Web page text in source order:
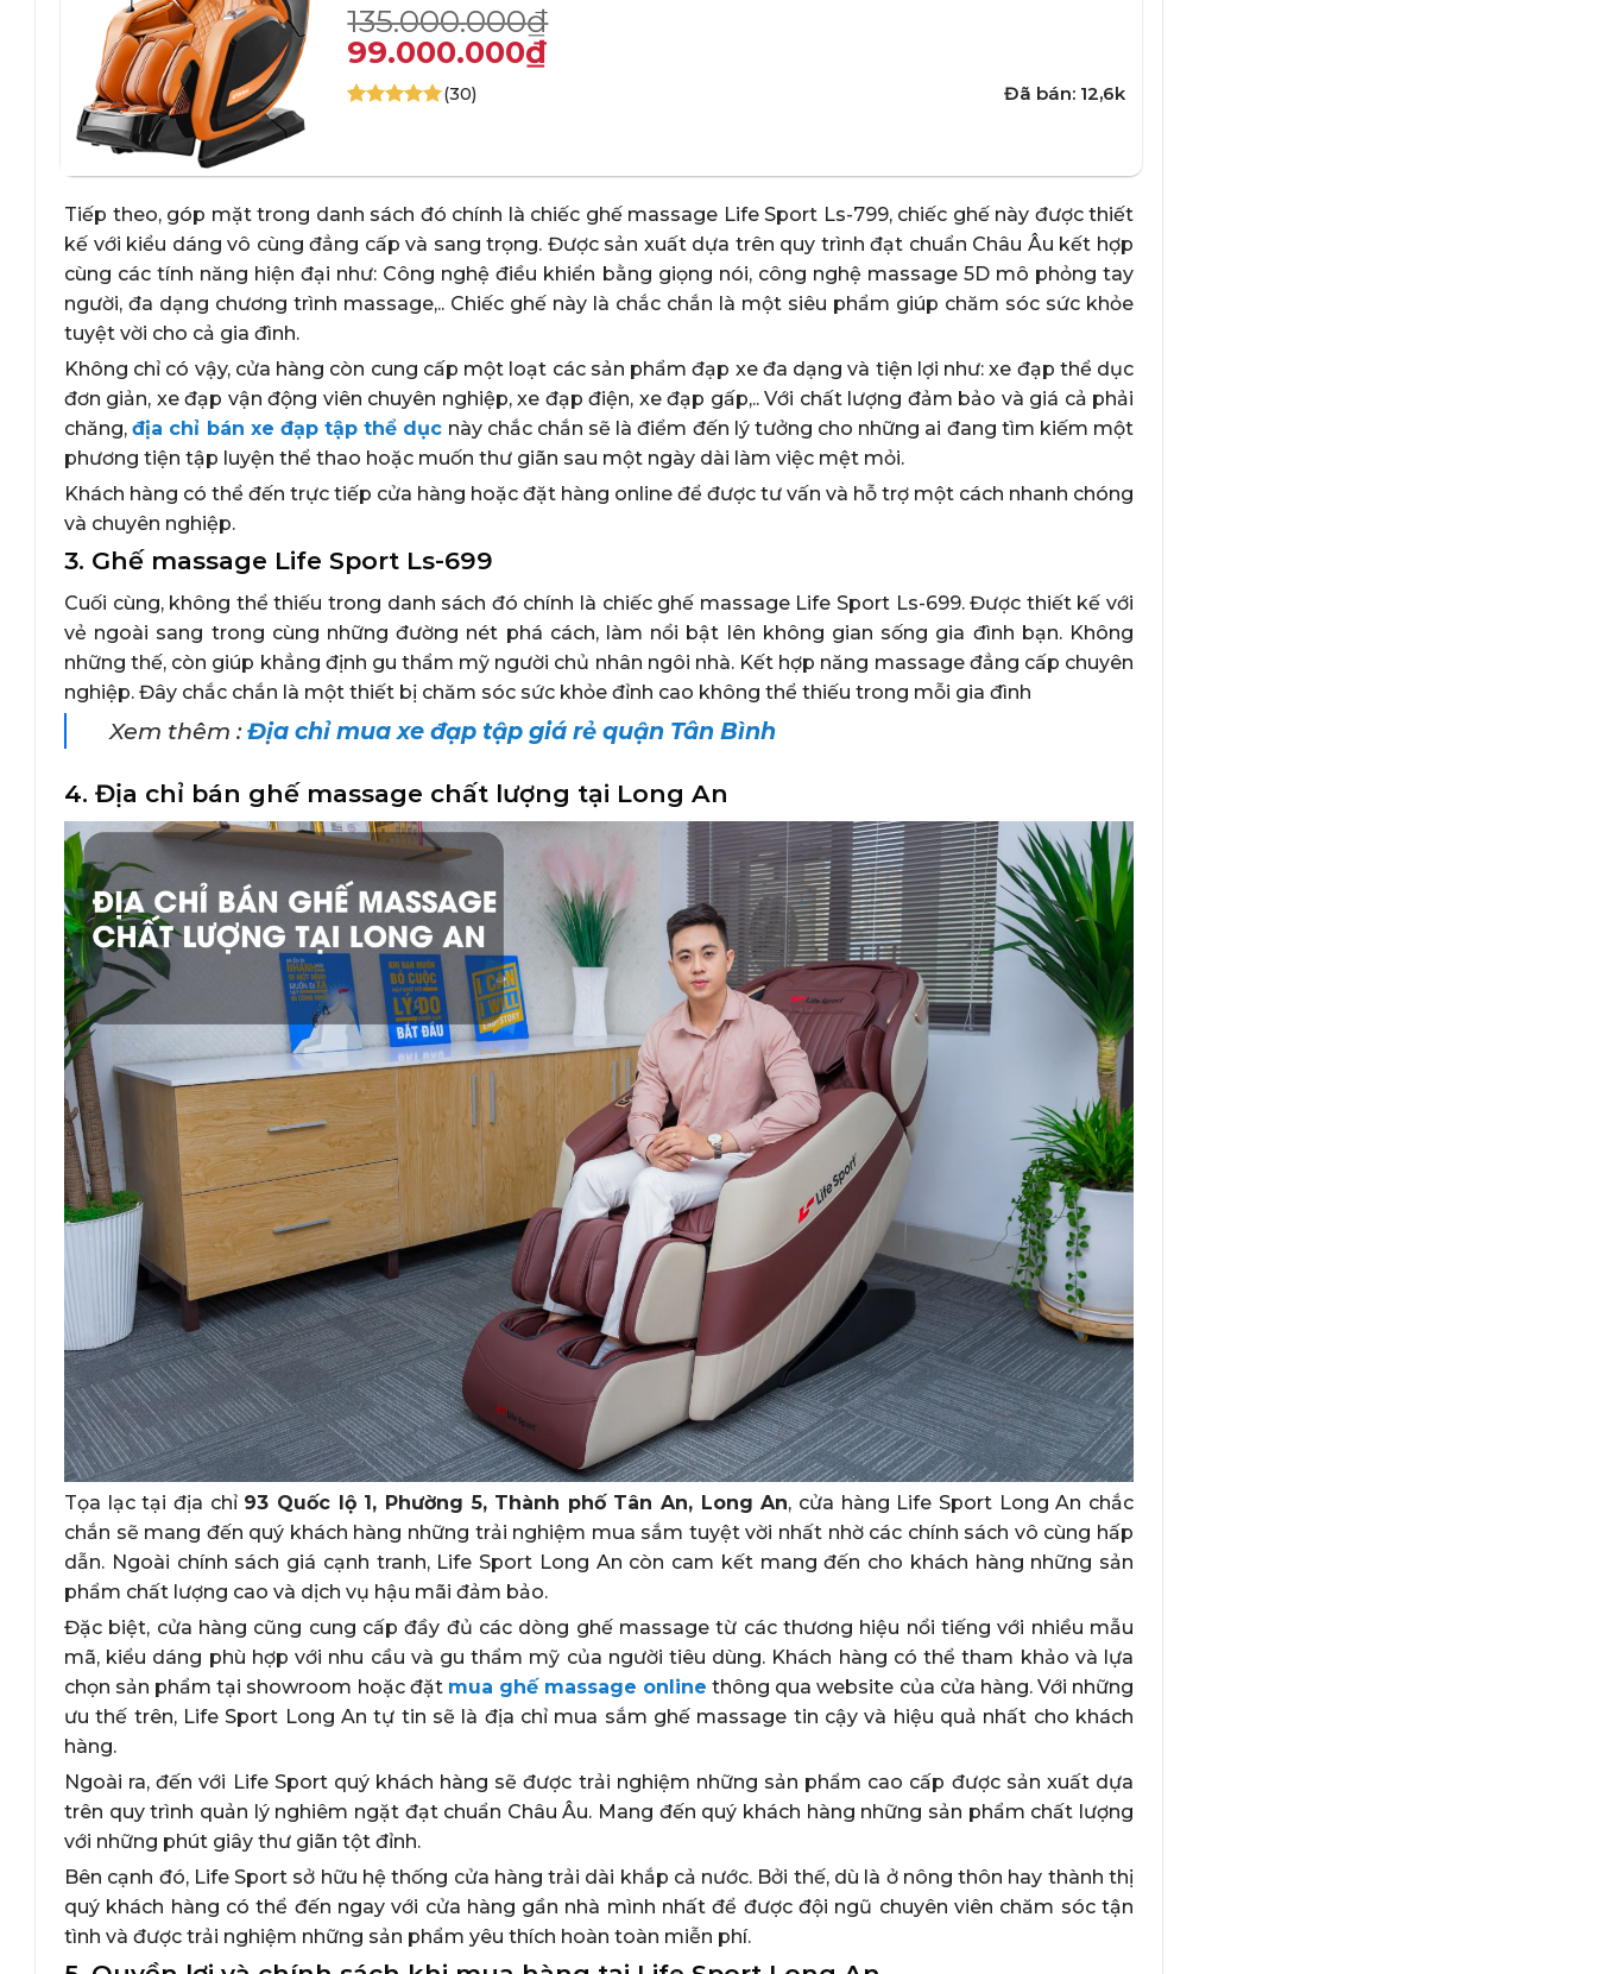
135.000.000₫
Giá
gốc
là:
135.000.000₫.
99.000.000₫
Giá
hiện
tại
là:
(30) Đã bán: 12,6k
Tiếp theo, góp mặt trong danh sách đó chính là chiếc ghế massage Life Sport Ls-799, chiếc ghế này được thiết
kế với kiểu dáng vô cùng đẳng cấp và sang trọng. Được sản xuất dựa trên quy trình đạt chuẩn Châu Âu kết hợp
cùng các tính năng hiện đại như: Công nghệ điều khiển bằng giọng nói, công nghệ massage 5D mô phỏng tay
người, đa dạng chương trình massage,.. Chiếc ghế này là chắc chắn là một siêu phẩm giúp chăm sóc sức khỏe
tuyệt vời cho cả gia đình.
Không chỉ có vậy, cửa hàng còn cung cấp một loạt các sản phẩm đạp xe đa dạng và tiện lợi như: xe đạp thể dục
đơn giản, xe đạp vận động viên chuyên nghiệp, xe đạp điện, xe đạp gấp,.. Với chất lượng đảm bảo và giá cả phải
chăng,địa chỉ bán xe đạp tập thể dục này chắc chắn sẽ là điểm đến lý tưởng cho những ai đang tìm kiếm một
phương tiện tập luyện thể thao hoặc muốn thư giãn sau một ngày dài làm việc mệt mỏi.
Khách hàng có thể đến trực tiếp cửa hàng hoặc đặt hàng online để được tư vấn và hỗ trợ một cách nhanh chóng
và chuyên nghiệp.
3. Ghế massage Life Sport Ls-699
Cuối cùng, không thể thiếu trong danh sách đó chính là chiếc ghế massage Life Sport Ls-699. Được thiết kế với
vẻ ngoài sang trong cùng những đường nét phá cách, làm nổi bật lên không gian sống gia đình bạn. Không
những thế, còn giúp khẳng định gu thẩm mỹ người chủ nhân ngôi nhà. Kết hợp năng massage đẳng cấp chuyên
nghiệp. Đây chắc chắn là một thiết bị chăm sóc sức khỏe đỉnh cao không thể thiếu trong mỗi gia đình
Xem thêm :Địa chỉ mua xe đạp tập giá rẻ quận Tân Bình
4. Địa chỉ bán ghế massage chất lượng tại Long An
Tọa lạc tại địa chỉ 93 Quốc lộ 1, Phường 5, Thành phố Tân An, Long An, cửa hàng Life Sport Long An chắc
chắn sẽ mang đến quý khách hàng những trải nghiệm mua sắm tuyệt vời nhất nhờ các chính sách vô cùng hấp
dẫn. Ngoài chính sách giá cạnh tranh, Life Sport Long An còn cam kết mang đến cho khách hàng những sản
phẩm chất lượng cao và dịch vụ hậu mãi đảm bảo.
Đặc biệt, cửa hàng cũng cung cấp đầy đủ các dòng ghế massage từ các thương hiệu nổi tiếng với nhiều mẫu
mã, kiểu dáng phù hợp với nhu cầu và gu thẩm mỹ của người tiêu dùng. Khách hàng có thể tham khảo và lựa
chọn sản phẩm tại showroom hoặc đặt mua ghế massage online thông qua website của cửa hàng. Với những
ưu thế trên, Life Sport Long An tự tin sẽ là địa chỉ mua sắm ghế massage tin cậy và hiệu quả nhất cho khách
hàng.
Ngoài ra, đến với Life Sport quý khách hàng sẽ được trải nghiệm những sản phẩm cao cấp được sản xuất dựa
trên quy trình quản lý nghiêm ngặt đạt chuẩn Châu Âu. Mang đến quý khách hàng những sản phẩm chất lượng
với những phút giây thư giãn tột đỉnh.
Bên cạnh đó, Life Sport sở hữu hệ thống cửa hàng trải dài khắp cả nước. Bởi thế, dù là ở nông thôn hay thành thị
quý khách hàng có thể đến ngay với cửa hàng gần nhà mình nhất để được đội ngũ chuyên viên chăm sóc tận
tình và được trải nghiệm những sản phẩm yêu thích hoàn toàn miễn phí.